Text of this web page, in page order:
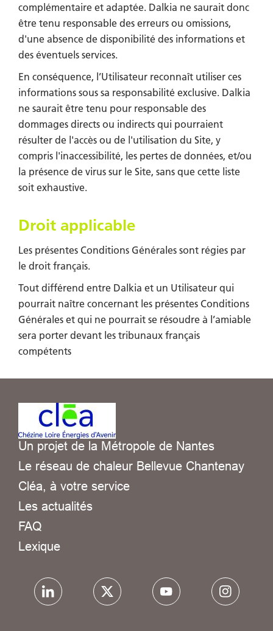
complémentaire et adaptée. Dalkia ne saurait donc
être tenu responsable des erreurs ou omissions,
d'une absence de disponibilité des informations et
des éventuels services.
En conséquence, l’Utilisateur reconnaît utiliser ces
informations sous sa responsabilité exclusive. Dalkia
ne saurait être tenu pour responsable des
dommages directs ou indirects qui pourraient
résulter de l'accès ou de l'utilisation du Site, y
compris l'inaccessibilité, les pertes de données, et/ou
la présence de virus sur le Site, sans que cette liste
soit exhaustive.
Droit applicable
Les présentes Conditions Générales sont régies par
le droit français.
Tout différend entre Dalkia et un Utilisateur qui
pourrait naître concernant les présentes Conditions
Générales et qui ne pourrait se résoudre à l’amiable
sera porter devant les tribunaux français
compétents
Un projet de la Métropole de Nantes
Le réseau de chaleur Bellevue Chantenay
Cléa, à votre service
Les actualités
FAQ
Lexique